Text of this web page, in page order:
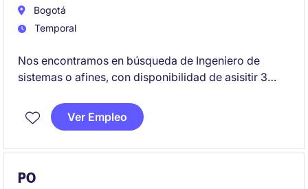
Bogotá
Temporal
Nos encontramos en búsqueda de Ingeniero de
sistemas o afines, con disponibilidad de asisitir 3
5 años en administración
Directory, GPO, soporte de infraestructura, gestión
resolución de problemas.
Ver Empleo
PO